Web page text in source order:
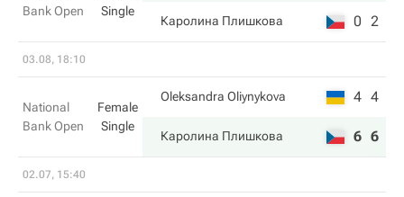
Bank Open
Single
Каролина Плишкова 0 2
03.08, 18:10
National
Bank Open
Female
Single
Oleksandra Oliynykova 4 4
Каролина Плишкова 6 6
02.07, 15:40